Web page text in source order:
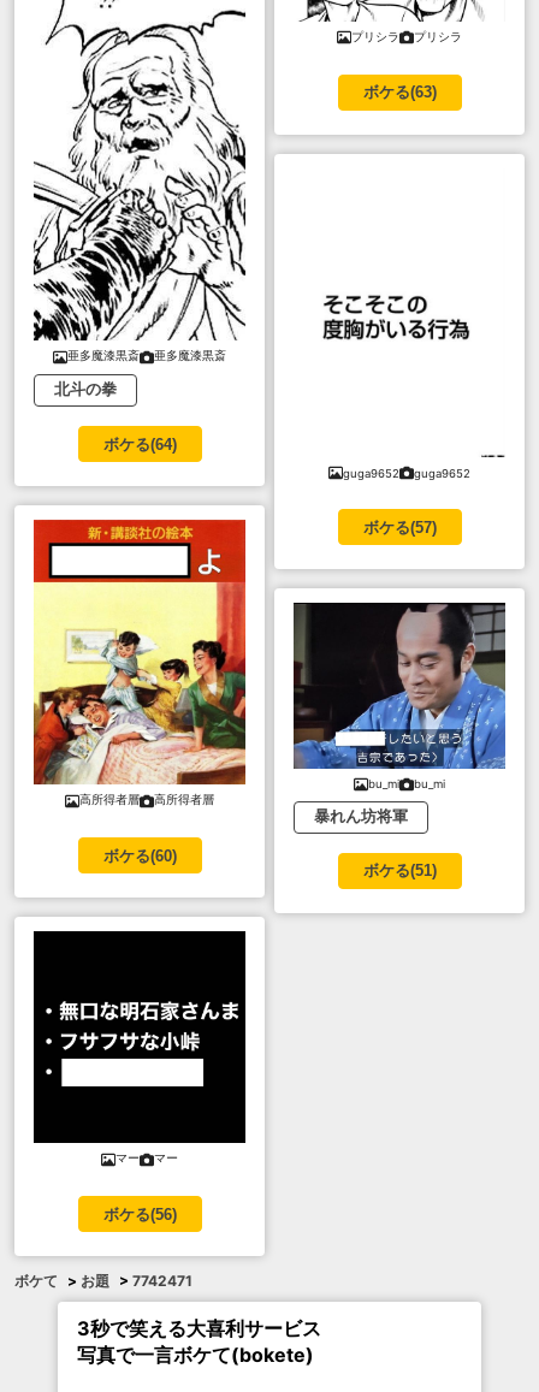
亜多魔漆黒斎 亜多魔漆黒斎
北斗の拳
ボケる(64)
高所得者層 高所得者層
ボケる(60)
マー マー
ボケる(56)
プリシラ プリシラ
ボケる(63)
guga9652 guga9652
ボケる(57)
bu_mi bu_mi
暴れん坊将軍
ボケる(51)
ボケて > お題 > 7742471
3秒で笑える大喜利サービス
写真で一言ボケて(bokete)